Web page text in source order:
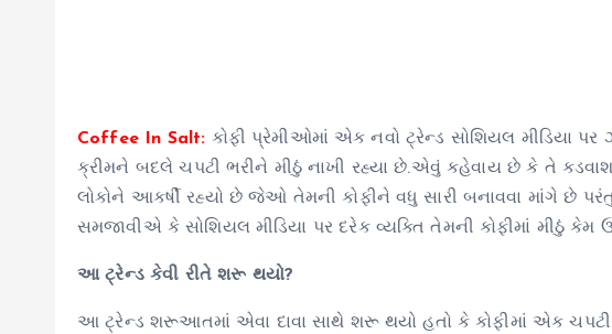
Coffee In Salt: કોફી પ્રેમીઓમાં એક નવો ટ્રેન્ડ સોશિયલ મીડિયા
ક્રીમને બદલે ચપટી ભરીને મીઠું નાખી રહ્યા છે.એવું કહેવાય છે કે તે
લોકોને આકર્ષી રહ્યો છે જેઓ તેમની કોફીને વધુ સારી બનાવવા માંગે છે પરંતુ
સમજાવીએ કે સોશિયલ મીડિયા પર દરેક વ્યક્તિ તેમની કોફીમાં મીઠું
આ ટ્રેન્ડ કેવી રીતે શરૂ થયો?
આ ટ્રેન્ડ શરૂઆતમાં એવા દાવા સાથે શરૂ થયો હતો કે કોફીમાં એક